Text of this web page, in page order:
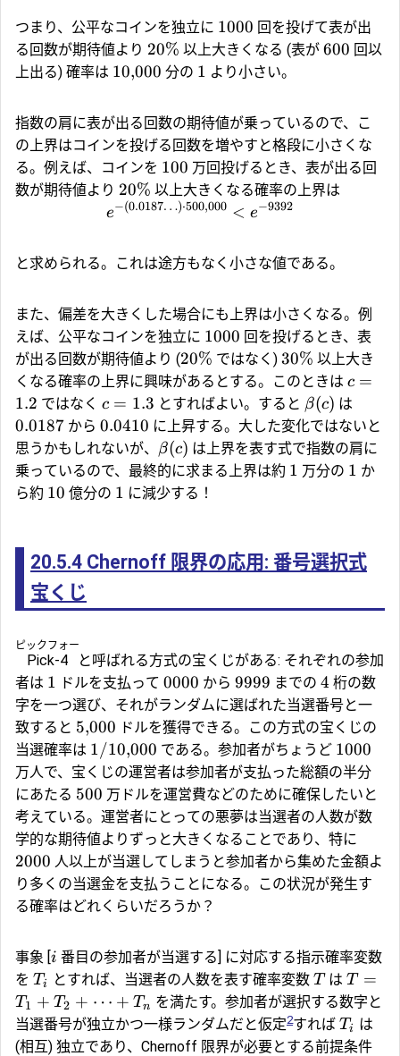
つまり、公平なコインを独立に 1000 回を投げて表が出
る回数が期待値より 20% 以上大きくなる (表が 600 回以
上出る) 確率は 10,000 分の 1 より小さい。
指数の肩に表が出る回数の期待値が乗っているので、こ
の上界はコインを投げる回数を増やすと格段に小さくな
る。例えば、コインを 100 万回投げるとき、表が出る回
数が期待値より 20% 以上大きくなる確率の上界は
e−(0.0187…)⋅500,000 < e−9392
と求められる。これは途方もなく小さな値である。
また、偏差を大きくした場合にも上界は小さくなる。例
えば、公平なコインを独立に 1000 回を投げるとき、表
が出る回数が期待値より (20% ではなく) 30% 以上大き
くなる確率の上界に興味があるとする。このときは c =
1.2 ではなく c = 1.3 とすればよい。すると β(c) は
0.0187 から 0.0410 に上昇する。大した変化ではないと
思うかもしれないが、 β(c) は上界を表す式で指数の肩に
乗っているので、最終的に求まる上界は約 1 万分の 1 か
ら約 10 億分の 1 に減少する！
20.5.4 Chernoff 限界の応用: 番号選択式
宝くじ
Pick-4
ピックフォー
と呼ばれる方式の宝くじがある: それぞれの参加
者は 1 ドルを支払って 0000 から 9999 までの 4 桁の数
字を一つ選び、それがランダムに選ばれた当選番号と一
致すると 5,000 ドルを獲得できる。この方式の宝くじの
当選確率は 1/10,000 である。参加者がちょうど 1000
万人で、宝くじの運営者は参加者が支払った総額の半分
にあたる 500 万ドルを運営費などのために確保したいと
考えている。運営者にとっての悪夢は当選者の人数が数
学的な期待値よりずっと大きくなることであり、特に
2000 人以上が当選してしまうと参加者から集めた金額よ
り多くの当選金を支払うことになる。この状況が発生す
る確率はどれくらいだろうか？
事象 [i 番目の参加者が当選する] に対応する指示確率変数
を Ti とすれば、当選者の人数を表す確率変数 T はT =
T1 + T2 + ⋯ + Tn を満たす。参加者が選択する数字と
当選番号が独立かつ一様ランダムだと仮定2すれば Ti
は
(相互) 独立であり、Chernoff 限界が必要とする前提条件